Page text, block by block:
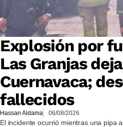
Explosión por
Las Granjas
Cuernavaca;
fallecidos
Hassan Aldama 06/08/2026
El incidente ocurrió mientras una pipa